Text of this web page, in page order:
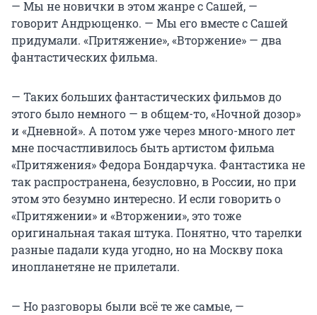
— Мы не новички в этом жанре с Сашей, —
говорит Андрющенко. — Мы его вместе с Сашей
придумали. «Притяжение», «Вторжение» — два
фантастических фильма.
— Таких больших фантастических фильмов до
этого было немного — в общем-то, «Ночной дозор»
и «Дневной». А потом уже через много-много лет
мне посчастливилось быть артистом фильма
«Притяжения» Федора Бондарчука. Фантастика не
так распространена, безусловно, в России, но при
этом это безумно интересно. И если говорить о
«Притяжении» и «Вторжении», это тоже
оригинальная такая штука. Понятно, что тарелки
разные падали куда угодно, но на Москву пока
инопланетяне не прилетали.
— Но разговоры были всё те же самые, —